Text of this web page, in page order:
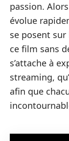
passion.
évolue
se posent
ce film sans
s’attache à
streaming,
afin que